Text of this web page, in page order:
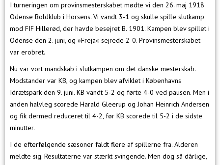
I turneringen om provinsmesterskabet mødte vi den 26. maj 1918
Odense Boldklub i Horsens. Vi vandt 3-1 og skulle spille slutkamp
mod FIF Hillerød, der havde besejret B. 1901. Kampen blev spillet i
Odense den 2. juni, og »Freja« sejrede 2-0. Provinsmesterskabet
var erobret.
Nu var vort mandskab i slutkampen om det danske mesterskab.
Modstander var KB, og kampen blev afviklet i Københavns
Idrætspark den 9. juni. KB vandt 5-2 og førte 4-0 ved pausen. Men i
anden halvleg scorede Harald Gleerup og Johan Heinrich Andersen
og fik dermed reduceret til 4-2, før KB scorede til 5-2 i de sidste
minutter.
I de efterfølgende sæsoner faldt flere af spillerne fra. Alderen
meldte sig. Resultaterne var stærkt svingende. Men dog så dårlige,